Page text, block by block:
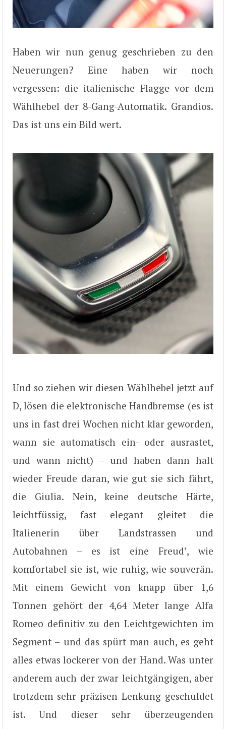
Haben wir nun genug geschrieben zu den
Neuerungen? Eine haben wir noch
vergessen: die italienische Flagge vor dem
Wählhebel der 8-Gang-Automatik. Grandios.
Das ist uns ein Bild wert.
Und so ziehen wir diesen Wählhebel jetzt auf
D, lösen die elektronische Handbremse (es ist
uns in fast drei Wochen nicht klar geworden,
wann sie automatisch ein- oder ausrastet,
und wann nicht) – und haben dann halt
wieder Freude daran, wie gut sie sich fährt,
die Giulia. Nein, keine deutsche Härte,
leichtfüssig, fast elegant gleitet die
Italienerin über Landstrassen und
Autobahnen – es ist eine Freud’, wie
komfortabel sie ist, wie ruhig, wie souverän.
Mit einem Gewicht von knapp über 1,6
Tonnen gehört der 4,64 Meter lange Alfa
Romeo definitiv zu den Leichtgewichten im
Segment – und das spürt man auch, es geht
alles etwas lockerer von der Hand. Was unter
anderem auch der zwar leichtgängigen, aber
trotzdem sehr präzisen Lenkung geschuldet
ist. Und dieser sehr überzeugenden